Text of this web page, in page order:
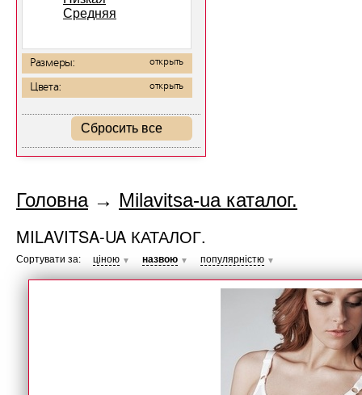
Средняя
Размеры: открыть
Цвета: открыть
Сбросить все
Головна→ Milavitsa-ua каталог.
MILAVITSA-UA КАТАЛОГ.
Сортувати за: ціною ▼ назвою ▼ популярністю ▼